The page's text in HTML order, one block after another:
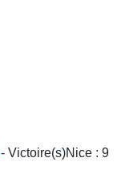
- Victoire(s)Nice : 9